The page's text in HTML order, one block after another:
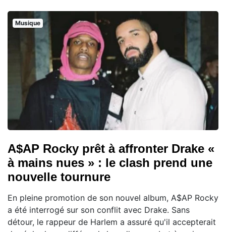
Musique
A$AP Rocky prêt à affronter Drake «
à mains nues » : le clash prend une
nouvelle tournure
En pleine promotion de son nouvel album, A$AP Rocky
a été interrogé sur son conflit avec Drake. Sans
détour, le rappeur de Harlem a assuré qu'il accepterait